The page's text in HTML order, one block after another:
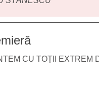
CU TOȚII EXTREM